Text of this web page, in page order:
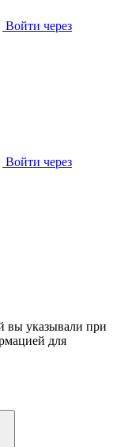
Войти через
Войти через
вы указывали при
для